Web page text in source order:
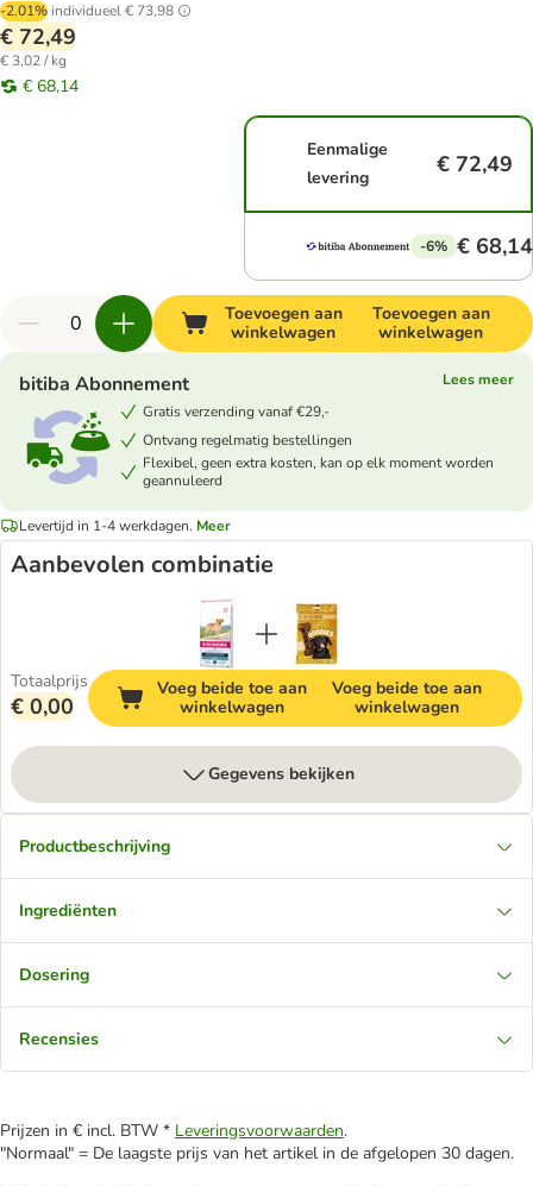
-2.01% individueel€ 73,98
€ 72,49
€ 3,02 / kg
€ 68,14
Eenmalige
levering
€ 72,49
-6% € 68,14
Toevoegen aan
winkelwagen
Toevoegen aan
winkelwagen
bitiba Abonnement
Lees meer
Gratis verzending vanaf €29,-
Ontvang regelmatig bestellingen
Flexibel, geen extra kosten, kan op elk moment worden
geannuleerd
Levertijd in 1-4 werkdagen. Meer
Aanbevolen combinatie
Totaalprijs
€ 0,00
Voeg beide toe aan
winkelwagen
Voeg beide toe aan
winkelwagen
Gegevens bekijken
Productbeschrijving
Ingrediënten
Dosering
Recensies
Prijzen in € incl. BTW * Leveringsvoorwaarden.
"Normaal" = De laagste prijs van het artikel in de afgelopen 30 dagen.